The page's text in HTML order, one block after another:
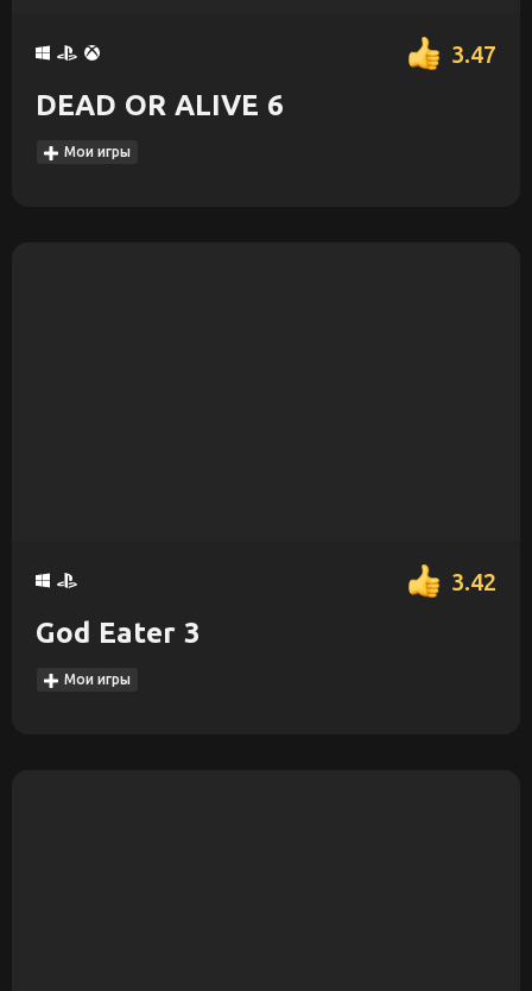
3.47
DEAD OR ALIVE 6
Мои игры
3.42
God Eater 3
Мои игры